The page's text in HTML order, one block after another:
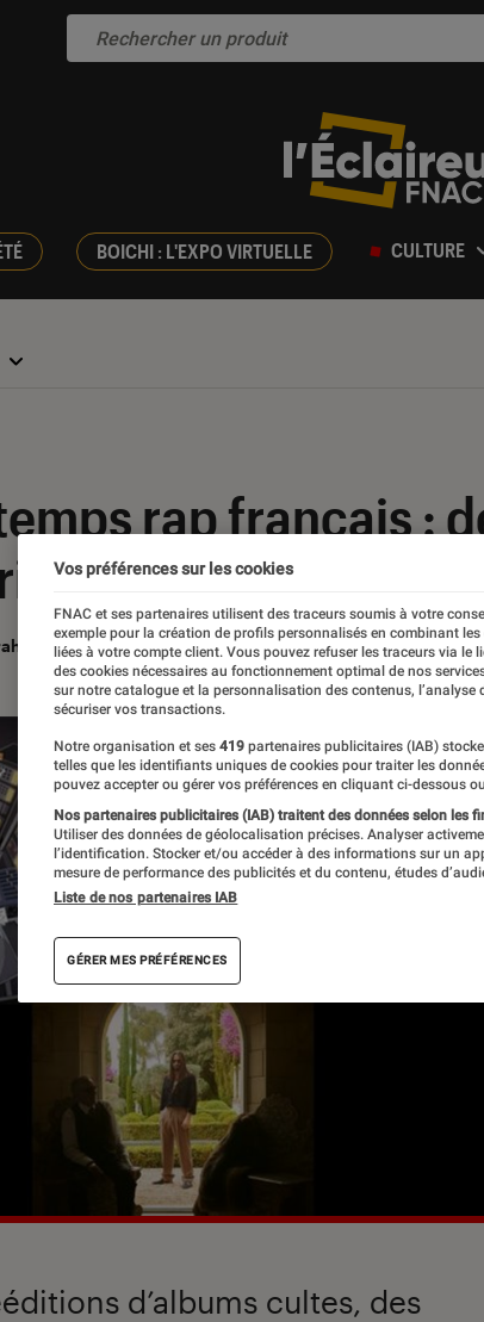
BOICHI : L'EXPO VIRTUELLE CULTURE
rap français :
!
d’albums cultes, des
Vos préférences sur les cookies
FNAC et ses partenaires utilisent des traceurs soumis à votre
exemple pour la création de profils personnalisés en combinant
liées à votre compte client. Vous pouvez refuser les traceurs via le
des cookies nécessaires au fonctionnement optimal de nos
sur notre catalogue et la personnalisation des contenus, l’analyse
sécuriser vos transactions.
Notre organisation et ses 419 partenaires publicitaires (IAB)
telles que les identifiants uniques de cookies pour traiter les
pouvez accepter ou gérer vos préférences en cliquant ci-dessous
Nos partenaires publicitaires (IAB) traitent des données selon les
Utiliser des données de géolocalisation précises. Analyser
l’identification. Stocker et/ou accéder à des informations sur un
mesure de performance des publicités et du contenu, études
Liste de nos partenaires IAB
GÉRER MES PRÉFÉRENCES